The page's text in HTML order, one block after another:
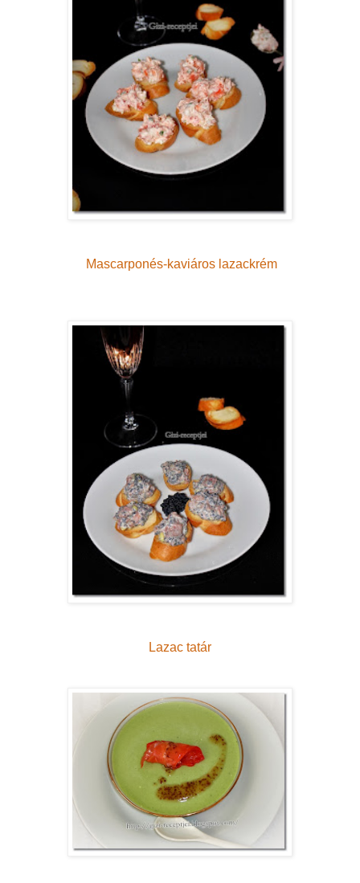
Mascarponés-kaviáros lazackrém
Lazac tatár